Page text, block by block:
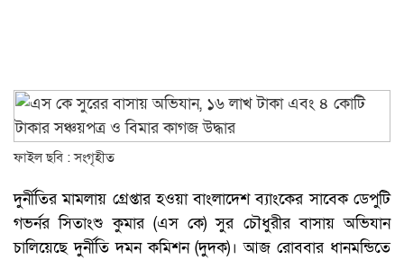
ফাইল ছবি : সংগৃহীত
দুর্নীতির মামলায় গ্রেপ্তার হওয়া বাংলাদেশ ব্যাংকের সাবেক ডেপুটি
গভর্নর সিতাংশু কুমার (এস কে) সুর চৌধুরীর বাসায় অভিযান
চালিয়েছে দুর্নীতি দমন কমিশন (দুদক)। আজ রোববার ধানমন্ডিতে